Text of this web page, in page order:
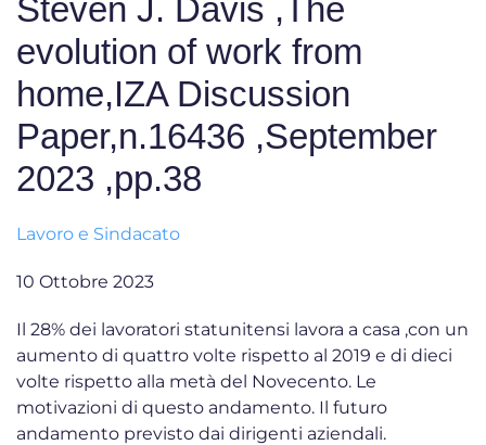
Steven J. Davis ,The
evolution of work from
home,IZA Discussion
Paper,n.16436 ,September
2023 ,pp.38
Lavoro e Sindacato
10 Ottobre 2023
Il 28% dei lavoratori statunitensi lavora a casa ,con un
aumento di quattro volte rispetto al 2019 e di dieci
volte rispetto alla metà del Novecento. Le
motivazioni di questo andamento. Il futuro
andamento previsto dai dirigenti aziendali.